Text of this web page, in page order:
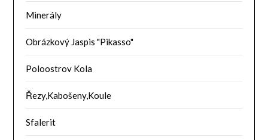
Minerály
Obrázkový Jaspis "Pikasso"
Poloostrov Kola
Řezy,Kabošeny,Koule
Sfalerit